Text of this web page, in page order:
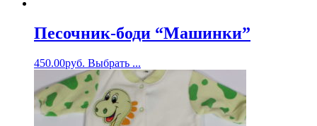
Песочник-боди “Машинки”
450.00руб. Выбрать ...